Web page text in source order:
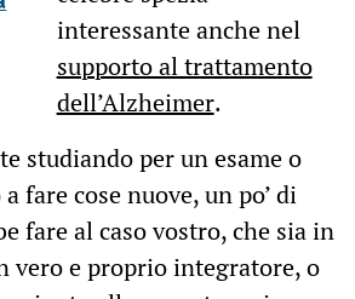
interessante anche nel
supporto al trattamento
dell’Alzheimer.
studiando per un esame o
fare cose nuove, un po’ di
fare al caso vostro, che sia in
vero e proprio integratore, o